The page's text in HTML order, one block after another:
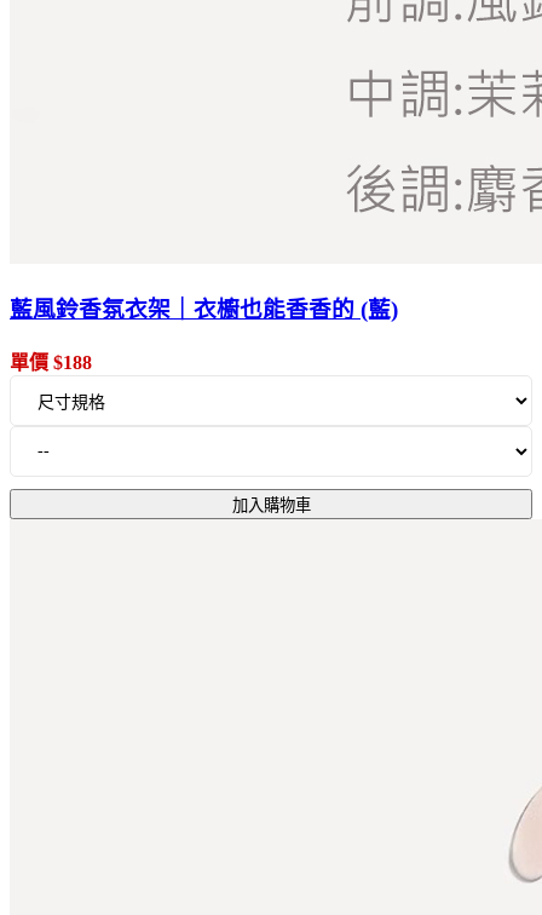
藍風鈴香氛衣架｜衣櫥也能香香的 (藍)
單價 $188
加入購物車